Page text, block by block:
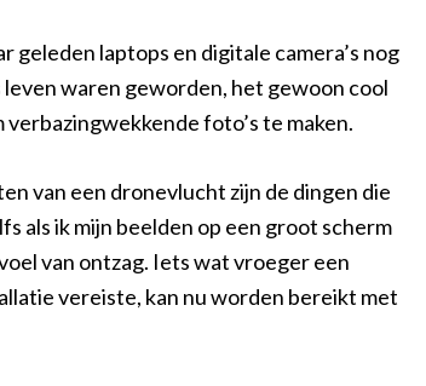
geleden laptops en digitale camera’s nog
waren geworden, het gewoon cool
foto’s te maken.
van een dronevlucht zijn de dingen die
als ik mijn beelden op een groot scherm
van ontzag. Iets wat vroeger een
vereiste, kan nu worden bereikt met